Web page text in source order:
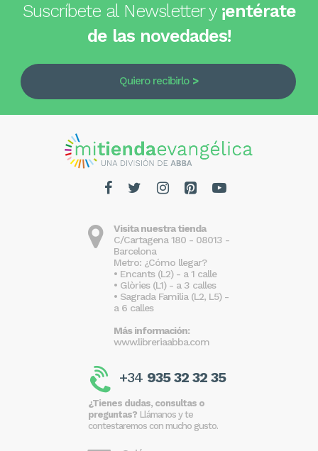
Suscríbete al Newsletter y ¡entérate
de las novedades!
Quiero recibirlo
Visita nuestra tienda
C/Cartagena 180 - 08013 -
Barcelona
Metro: ¿Cómo llegar?
• Encants (L2) - a 1 calle
• Glòries (L1) - a 3 calles
• Sagrada Familia (L2, L5) -
a 6 calles
Más información:
www.libreriaabba.com
+34 935 32 32 35
¿Tienes dudas, consultas o
preguntas? Llámanos y te
contestaremos con mucho gusto.